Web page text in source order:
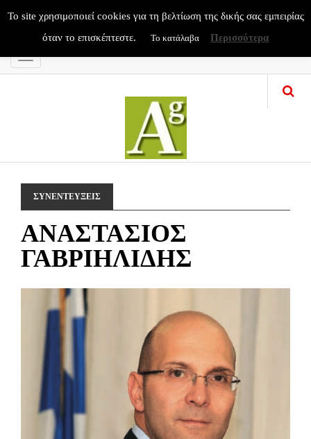
Menu
ΣΥΝΕΝΤΕΥΞΕΙΣ
ΑΝΑΣΤΑΣΙΟΣ
ΓΑΒΡΙΗΛΙΔΗΣ
To site χρησιμοποιεί cookies για τη βελτίωση της δικής σας εμπειρίας
όταν το επισκέπτεστε.
Το κατάλαβα Περισσότερα